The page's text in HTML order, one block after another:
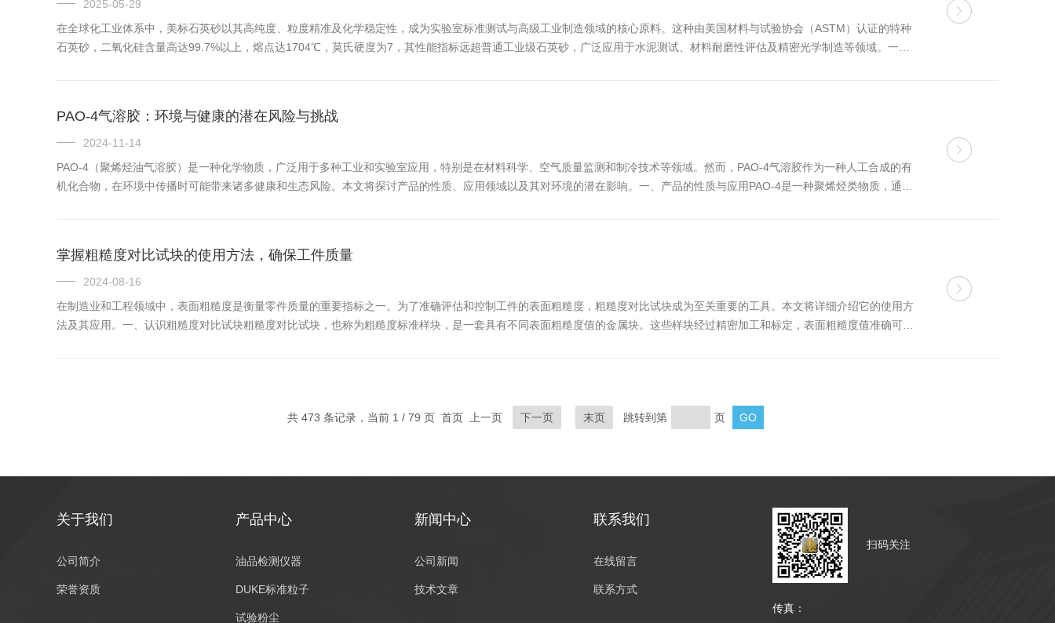
2025-05-29
在全球化工业体系中，美标石英砂以其高纯度、粒度精准及化学稳定性，成为实验室标准测试与高级工业制造领域的核心原料。这种由美国材料与试验协会（ASTM）认证的特种
石英砂，二氧化硅含量高达99.7%以上，熔点达1704℃，莫氏硬度为7，其性能指标远超普通工业级石英砂，广泛应用于水泥测试、材料耐磨性评估及精密光学制造等领域。一、
PAO-4气溶胶：环境与健康的潜在风险与挑战
2024-11-14
PAO-4（聚烯烃油气溶胶）是一种化学物质，广泛用于多种工业和实验室应用，特别是在材料科学、空气质量监测和制冷技术等领域。然而，PAO-4气溶胶作为一种人工合成的有
机化合物，在环境中传播时可能带来诸多健康和生态风险。本文将探讨产品的性质、应用领域以及其对环境的潜在影响。一、产品的性质与应用PAO-4是一种聚烯烃类物质，通常
掌握粗糙度对比试块的使用方法，确保工件质量
2024-08-16
在制造业和工程领域中，表面粗糙度是衡量零件质量的重要指标之一。为了准确评估和控制工件的表面粗糙度，粗糙度对比试块成为至关重要的工具。本文将详细介绍它的使用方
法及其应用。一、认识粗糙度对比试块粗糙度对比试块，也称为粗糙度标准样块，是一套具有不同表面粗糙度值的金属块。这些样块经过精密加工和标定，表面粗糙度值准确可
共 473 条记录，当前 1 / 79 页 首页 上一页 下一页 末页 跳转到第 页
关于我们
公司简介
荣誉资质
产品中心
油品检测仪器
DUKE标准粒子
试验粉尘
新闻中心
公司新闻
技术文章
联系我们
在线留言
联系方式
扫码关注
传真：